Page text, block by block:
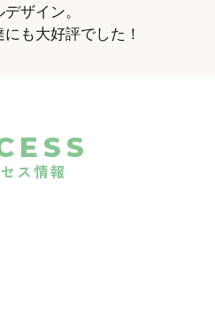
ザイン。
も大好評でした！
ス情報